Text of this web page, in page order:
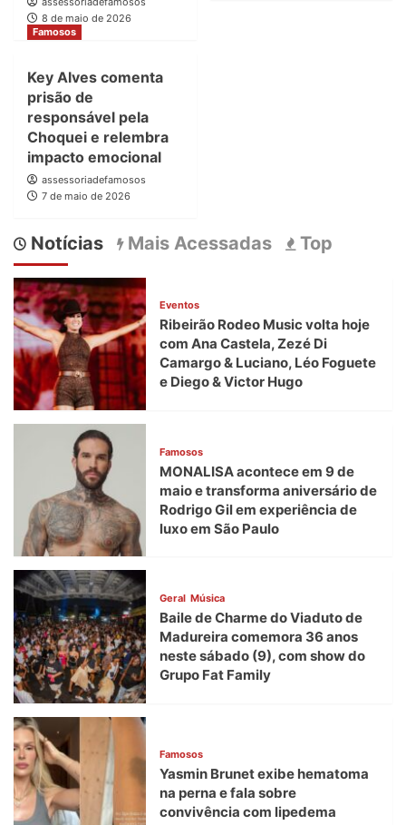
8 de maio de 2026
Famosos
Key Alves comenta
prisão de
responsável pela
Choquei e relembra
impacto emocional
assessoriadefamosos
7 de maio de 2026
Notícias Mais Acessadas Top
Eventos
Ribeirão Rodeo Music volta hoje
com Ana Castela, Zezé Di
Camargo & Luciano, Léo Foguete
e Diego & Victor Hugo
Famosos
MONALISA acontece em 9 de
maio e transforma aniversário de
Rodrigo Gil em experiência de
luxo em São Paulo
Geral Música
Baile de Charme do Viaduto de
Madureira comemora 36 anos
neste sábado (9), com show do
Grupo Fat Family
Famosos
Yasmin Brunet exibe hematoma
na perna e fala sobre
convivência com lipedema